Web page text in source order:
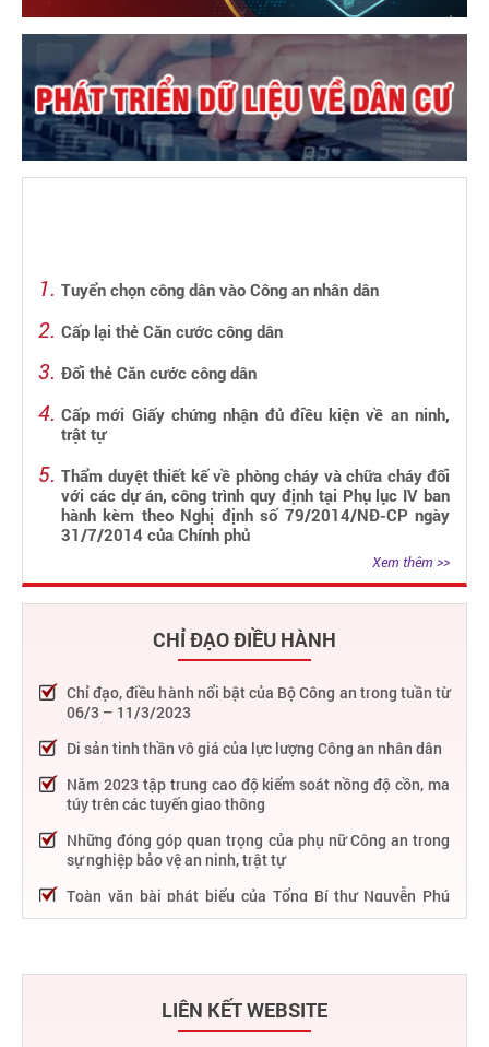
Tuyển chọn công dân vào Công an nhân dân
Cấp lại thẻ Căn cước công dân
Đổi thẻ Căn cước công dân
Cấp mới Giấy chứng nhận đủ điều kiện về an ninh,
trật tự
Thẩm duyệt thiết kế về phòng cháy và chữa cháy đối
với các dự án, công trình quy định tại Phụ lục IV ban
hành kèm theo Nghị định số 79/2014/NĐ-CP ngày
31/7/2014 của Chính phủ
Xem thêm >>
CHỈ ĐẠO ĐIỀU HÀNH
Chỉ đạo, điều hành nổi bật của Bộ Công an trong tuần từ
06/3 – 11/3/2023
Di sản tinh thần vô giá của lực lượng Công an nhân dân
Năm 2023 tập trung cao độ kiểm soát nồng độ cồn, ma
túy trên các tuyến giao thông
Những đóng góp quan trọng của phụ nữ Công an trong
sự nghiệp bảo vệ an ninh, trật tự
Toàn văn bài phát biểu của Tổng Bí thư Nguyễn Phú
Trọng tại Lễ kỷ niệm 75 năm Công an nhân dân học tập,
75 năm thực hiện Sáu điều Bác Hồ dạy - Lực lượng Công
quên thân, vì dân phục vụ"LIÊN KẾT WEBSITE